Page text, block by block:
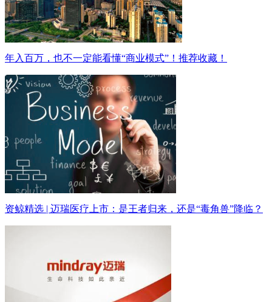
年入百万，也不一定能看懂“商业模式”！推荐收藏！
资鲸精选 | 迈瑞医疗上市：是王者归来，还是“毒角兽”降临？